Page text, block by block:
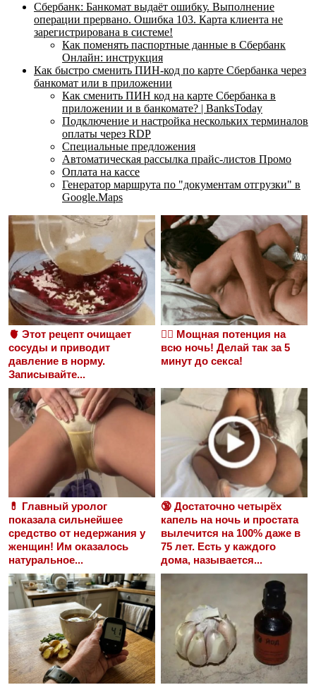
Сбербанк: Банкомат выдаёт ошибку. Выполнение
операции прервано. Ошибка 103. Карта клиента не
зарегистрирована в системе!
Как поменять паспортные данные в Cбербанк
Онлайн: инструкция
Как быстро сменить ПИН-код по карте Сбербанка через
банкомат или в приложении
Как сменить ПИН код на карте Сбербанка в
приложении и в банкомате? | BanksToday
Подключение и настройка нескольких терминалов
оплаты через RDP
Специальные предложения
Автоматическая рассылка прайс-листов Промо
Оплата на кассе
Генератор маршрута по "документам отгрузки" в
Google.Maps
🫀 Этот рецепт очищает
сосуды и приводит
давление в норму.
Записывайте...
❤️‍🔥 Мощная потенция на
всю ночь! Делай так за 5
минут до секса!
💊 Главный уролог
показала сильнейшее
средство от недержания у
женщин! Им оказалось
натуральное...
🔞 Достаточно четырёх
капель на ночь и простата
вылечится на 100% даже в
75 лет. Есть у каждого
дома, называется...